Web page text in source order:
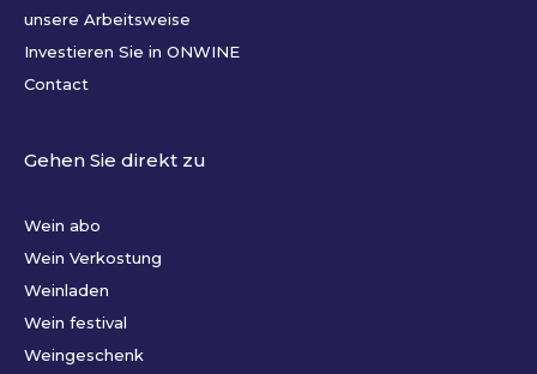
unsere Arbeitsweise
Investieren Sie in ONWINE
Contact
Gehen Sie direkt zu
Wein abo
Wein Verkostung
Weinladen
Wein festival
Weingeschenk